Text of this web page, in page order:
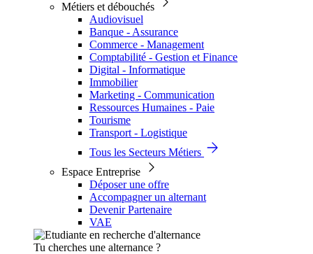
Métiers et débouchés
Audiovisuel
Banque - Assurance
Commerce - Management
Comptabilité - Gestion et Finance
Digital - Informatique
Immobilier
Marketing - Communication
Ressources Humaines - Paie
Tourisme
Transport - Logistique
Tous les Secteurs Métiers
Espace Entreprise
Déposer une offre
Accompagner un alternant
Devenir Partenaire
VAE
Tu cherches une alternance ?